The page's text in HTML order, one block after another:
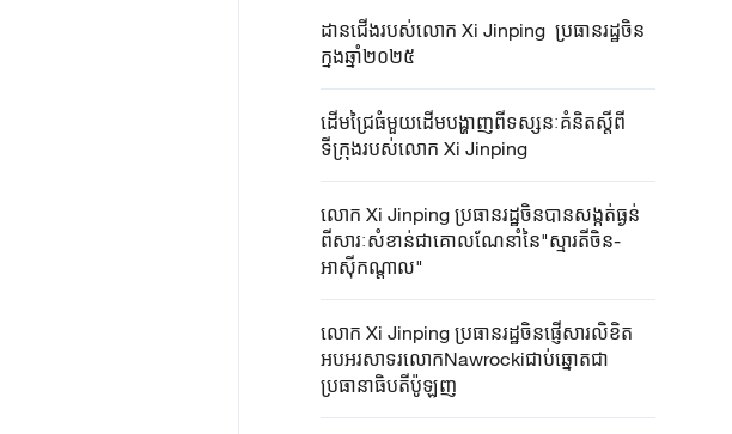
ទំនាក់ទំនងការទូត​ចិន-សាម័រ
ដាន​ជើង​​​របស់​លោក ​Xi Jinping ប្រធាន​រដ្ឋ​ចិន​
ក្នុង​ឆ្នាំ​២០២៥
ដើមជ្រៃធំមួយដើមបង្ហាញពីទស្សនៈគំនិតស្តីពី
ទីក្រុងរបស់លោក​ ​Xi Jinping
លោក ​Xi Jinping ​ប្រធានរដ្ឋចិនបានសង្កត់ធ្ងន់
ពីសារៈសំខាន់ជាគោលណែនាំនៃ"ស្មារតីចិន-
អាស៊ីកណ្តាល"
លោក ​Xi Jinping ប្រធានរដ្ឋចិន​ផ្ញើ​សារ​លិខិត​
អបអរសាទរ​លោកNawrocki​​ជាប់​ឆ្នោត​ជា​
ប្រធានាធិបតី​ប៉ូឡូញ